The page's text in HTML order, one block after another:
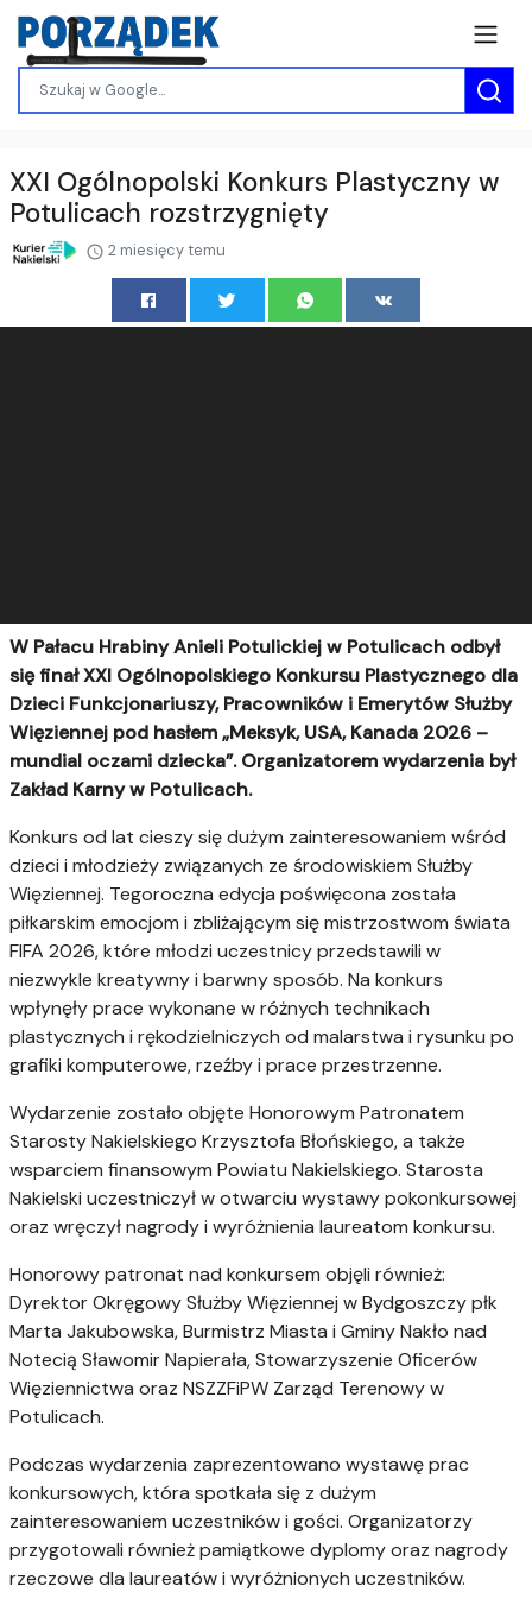
XXI Ogólnopolski Konkurs Plastyczny w
Potulicach rozstrzygnięty
2 miesięcy temu
W Pałacu Hrabiny Anieli Potulickiej w Potulicach odbył
się finał XXI Ogólnopolskiego Konkursu Plastycznego dla
Dzieci Funkcjonariuszy, Pracowników i Emerytów Służby
Więziennej pod hasłem „Meksyk, USA, Kanada 2026 –
mundial oczami dziecka”. Organizatorem wydarzenia był
Zakład Karny w Potulicach.
Konkurs od lat cieszy się dużym zainteresowaniem wśród
dzieci i młodzieży związanych ze środowiskiem Służby
Więziennej. Tegoroczna edycja poświęcona została
piłkarskim emocjom i zbliżającym się mistrzostwom świata
FIFA 2026, które młodzi uczestnicy przedstawili w
niezwykle kreatywny i barwny sposób. Na konkurs
wpłynęły prace wykonane w różnych technikach
plastycznych i rękodzielniczych od malarstwa i rysunku po
grafiki komputerowe, rzeźby i prace przestrzenne.
Wydarzenie zostało objęte Honorowym Patronatem
Starosty Nakielskiego Krzysztofa Błońskiego, a także
wsparciem finansowym Powiatu Nakielskiego. Starosta
Nakielski uczestniczył w otwarciu wystawy pokonkursowej
oraz wręczył nagrody i wyróżnienia laureatom konkursu.
Honorowy patronat nad konkursem objęli również:
Dyrektor Okręgowy Służby Więziennej w Bydgoszczy płk
Marta Jakubowska, Burmistrz Miasta i Gminy Nakło nad
Notecią Sławomir Napierała, Stowarzyszenie Oficerów
Więziennictwa oraz NSZZFiPW Zarząd Terenowy w
Potulicach.
Podczas wydarzenia zaprezentowano wystawę prac
konkursowych, która spotkała się z dużym
zainteresowaniem uczestników i gości. Organizatorzy
przygotowali również pamiątkowe dyplomy oraz nagrody
rzeczowe dla laureatów i wyróżnionych uczestników.